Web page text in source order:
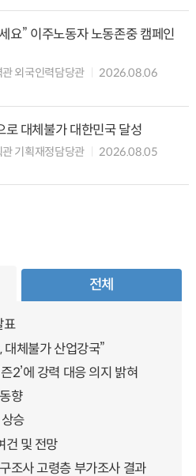
요” 이주노동자 노동존중 캠페인
외국인력담당관
2026.08.06
대체불가 대한민국 달성
기획재정담당관
2026.08.05
전체
표
체불가 산업강국”
2’에 강력 대응 의지 밝혀
향
승
건 및 전망
조사 고령층 부가조사 결과